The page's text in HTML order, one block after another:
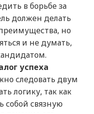
в борьбе за
должен делать
но
и не думать,
успеха
следовать двум
логику, так как
собой связную